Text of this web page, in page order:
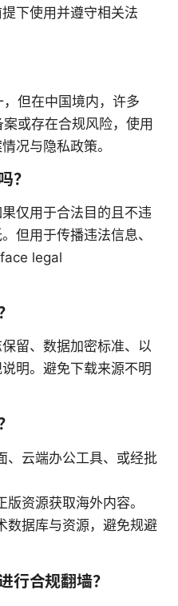
下使用并遵守相关法
但在中国境内，许多
或存在合规风险，使用
况与隐私政策。
？
仅用于合法目的且不违
但用于传播违法信息、
legal
留、数据加密标准、以
明。避免下载来源不明
、云端办公工具、或经批
资源获取海外内容。
数据库与资源，避免规避
行合规翻墙？